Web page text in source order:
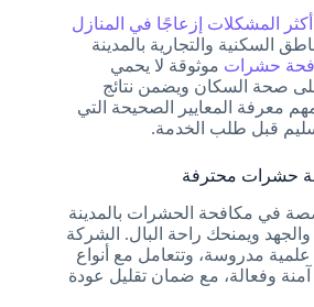
المشكلات إزعاجًا في المنازل
السكنية والتجارية بالمدينة
حشرات موثوقة لا يحمي
صحة السكان ويضمن نتائج
معرفة المعايير الصحيحة التي
قبل طلب الخدمة.
حشرات محترفة
في مكافحة الحشرات بالمدينة
ويمنحك راحة البال. الشركة
مدروسة، وتتعامل مع أنواع
وفعالة، مع ضمان تقليل عودة